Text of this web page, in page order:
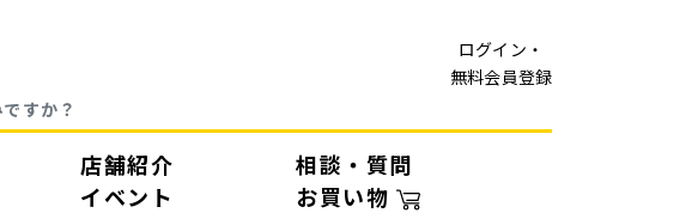
ログイン・
無料会員登録
店舗紹介
相談・質問
イベント お買い物